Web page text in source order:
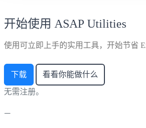
开始使用 ASAP Utilities
使用可立即上手的实用工具，开始节省
下载 看看你能做什么
无需注册。